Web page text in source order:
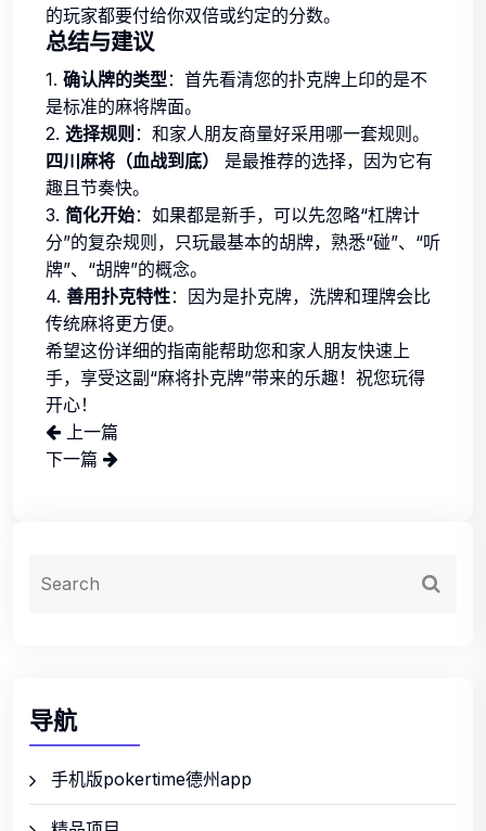
的玩家都要付给你双倍或约定的分数。
总结与建议
1. 确认牌的类型 ：首先看清您的扑克牌上印的是不
是标准的麻将牌面。
2. 选择规则 ：和家人朋友商量好采用哪一套规则。
四川麻将（血战到底）
是最推荐的选择，因为它有
趣且节奏快。
3. 简化开始：如果都是新手，可以先忽略“杠牌计
分”的复杂规则，只玩最基本的胡牌，熟悉“碰”、“听
牌”、“胡牌”的概念。
4. 善用扑克特性：因为是扑克牌，洗牌和理牌会比
传统麻将更方便。
希望这份详细的指南能帮助您和家人朋友快速上
手，享受这副“麻将扑克牌”带来的乐趣！祝您玩得
开心！
上一篇
下一篇
导航
手机版pokertime德州app